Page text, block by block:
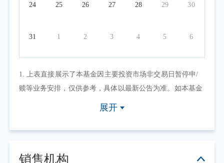
24 25 26 27 28 29 30
31 1 2 3 4 5 6
1. 上表直接展示了本基金因主要投资市场非交易日暂停申/
赎等业务安排，仅供参考，具体以最新公告为准。如本基金
因其他原因暂停申/赎等业务或有其他交易状态限制的，可点
2. 上表默认展示一个自然月的开放日安排，如需要查询本基
间区间。
展开
销售机构